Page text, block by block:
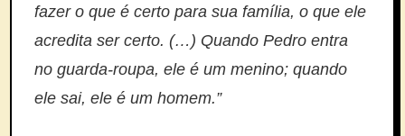
fazer o que é certo para sua família, o que ele
acredita ser certo. (…) Quando Pedro entra
no guarda-roupa, ele é um menino; quando
ele sai, ele é um homem.”